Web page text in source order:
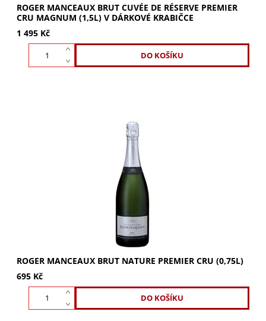
ROGER MANCEAUX BRUT CUVÉE DE RÉSERVE PREMIER
CRU MAGNUM (1,5L) V DÁRKOVÉ KRABIČCE
1 495 Kč
ROGER MANCEAUX Brut Nature Premier Cru. Směs Pinot
Noir, Chardonnay, Meunier. Svěží aroma meruněk,
broskví, švestek, ostružin. Chuť čistá, živá, s...
ROGER MANCEAUX BRUT NATURE PREMIER CRU (0,75L)
695 Kč